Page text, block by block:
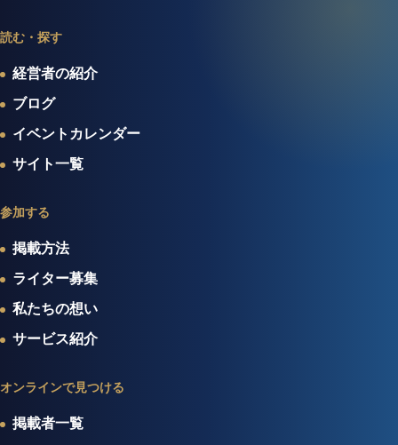
読む・探す
経営者の紹介
ブログ
イベントカレンダー
サイト一覧
参加する
掲載方法
ライター募集
私たちの想い
サービス紹介
オンラインで見つける
掲載者一覧